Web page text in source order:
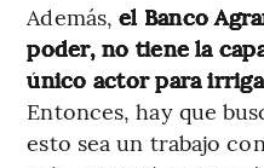
Además,el Banco
poder, no tiene la
único actor para
Entonces, hay que
esto sea un trabajo